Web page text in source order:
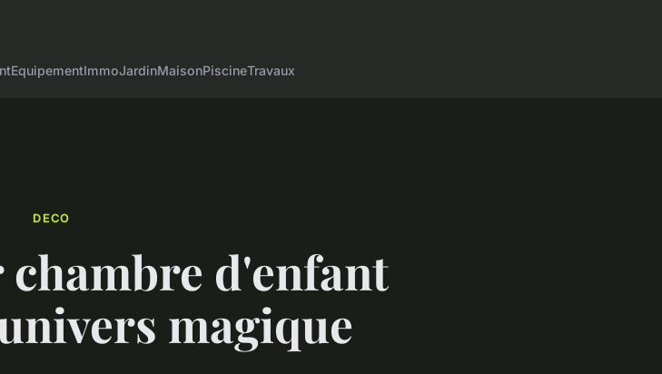
EquipementImmoJardinMaisonPiscineTravaux
DECO
d'enfant
magique